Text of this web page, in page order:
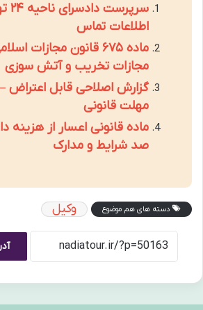
اطلاعات تماس
ماده ۶۷۵ قانون مجازات
مجازات تخریب و آتش سوزی
گزارش اصلاحی قابل اعتراض
مهلت قانونی
ماده قانونی اعسار از هزینه
صد شرایط و مدارک
دسته های هم موضوع وکیل